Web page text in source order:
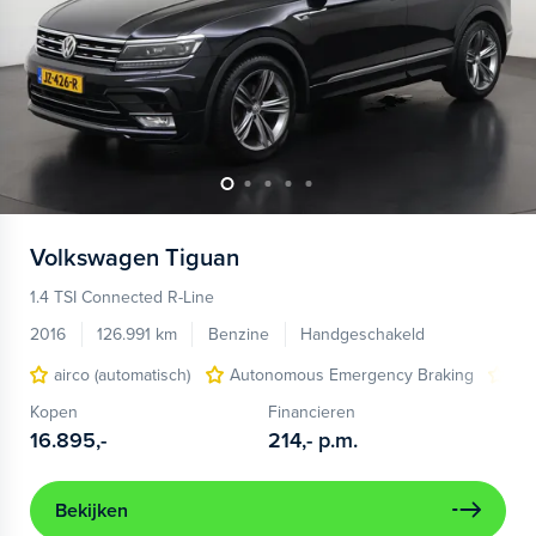
Volkswagen Tiguan
1.4 TSI Connected R-Line
2016
126.991 km Benzine
Handgeschakeld
airco (automatisch)
Autonomous Emergency Braking
Kopen
16.895,-
Financieren
214,- p.m.
Bekijken